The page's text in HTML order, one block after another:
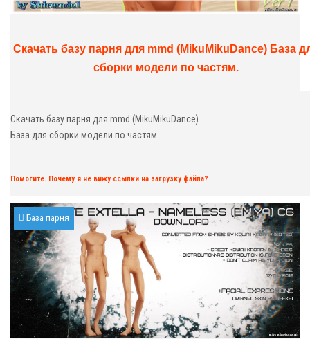
Скачать базу парня для mmd (MikuMikuDance) База
сборки модели по частям.
Скачать базу парня для mmd (MikuMikuDance)
База для сборки модели по частям.
Помогите. Почему я не вижу ссылки на загрузку файла?
База парня